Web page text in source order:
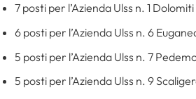
7 posti per l’Azienda Ulss n. 1 Dolomiti
6 posti per l’Azienda Ulss n. 6
5 posti per l’Azienda Ulss n. 7
5 posti per l’Azienda Ulss n. 9